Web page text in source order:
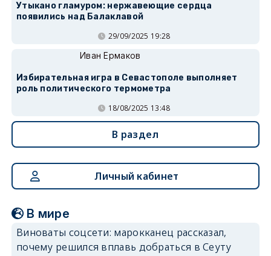
Утыкано гламуром: нержавеющие сердца
появились над Балаклавой
29/09/2025 19:28
Иван Ермаков
Избирательная игра в Севастополе выполняет
роль политического термометра
18/08/2025 13:48
В раздел
Личный кабинет
В мире
Виноваты соцсети: марокканец рассказал,
почему решился вплавь добраться в Сеуту